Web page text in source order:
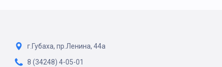
г.Губаха, пр.Ленина, 44а
8 (34248) 4-05-01